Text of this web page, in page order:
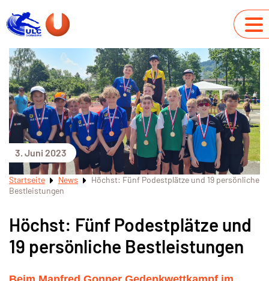
3. Juni 2023
Startseite News
Höchst: Fünf Podestplätze und 19 persönliche
Bestleistungen
Höchst: Fünf Podestplätze und
19 persönliche Bestleistungen